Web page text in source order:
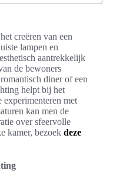
creëren van een
lampen en
aantrekkelijk
de bewoners
diner of een
helpt bij het
experimenteren met
kan men de
over sfeervolle
kamer, bezoek deze